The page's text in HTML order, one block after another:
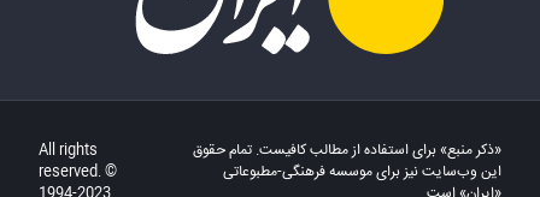
«ذکر منبع» برای استفاده از مطالب کافیست. تمام حقوق
این وب‌سایت نیز برای موسسه فرهنگی-مطبوعاتی
All rights
reserved. ©